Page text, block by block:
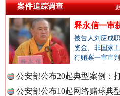
中国
中国
雄关漫道展新颜
案件追踪调查
释永信一审
被告人刘应成
资金、非国家
行贿案一审宣
公安部公布20起典型案例：
公安部公布10起网络赌球典